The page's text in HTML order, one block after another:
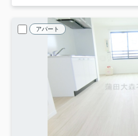
アパート